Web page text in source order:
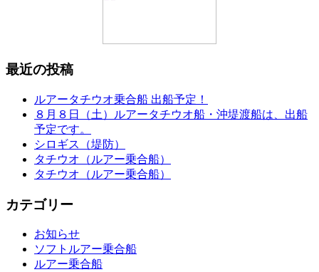
最近の投稿
ルアータチウオ乗合船 出船予定！
８月８日（土）ルアータチウオ船・沖堤渡船は、出船
予定です。
シロギス（堤防）
タチウオ（ルアー乗合船）
タチウオ（ルアー乗合船）
カテゴリー
お知らせ
ソフトルアー乗合船
ルアー乗合船